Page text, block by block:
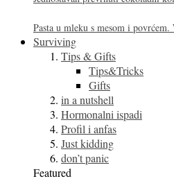
Pasta u mleku s mesom i povrćem.
Surviving
Tips & Gifts
Tips&Tricks
Gifts
in a nutshell
Hormonalni ispadi
Profil i anfas
Just kidding
don’t panic
Featured